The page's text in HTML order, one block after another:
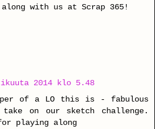
with us at Scrap 365!
2014 klo 5.48
of a LO this is - fabulous
on our sketch challenge.
for playing along